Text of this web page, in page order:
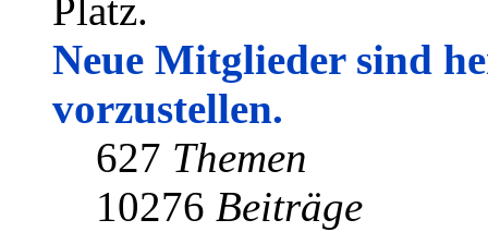
Platz.
Neue Mitglieder sind
vorzustellen.
627 Themen
10276 Beiträge